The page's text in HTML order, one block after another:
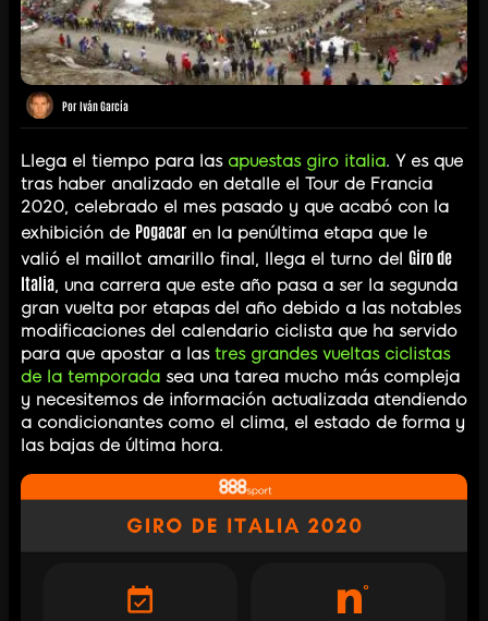
Por Iván García
Llega el tiempo para las apuestas giro italia. Y es que
tras haber analizado en detalle el Tour de Francia
2020, celebrado el mes pasado y que acabó con la
exhibición de Pogacar en la penúltima etapa que le
valió el maillot amarillo final, llega el turno del Giro de
Italia, una carrera que este año pasa a ser la segunda
gran vuelta por etapas del año debido a las notables
modificaciones del calendario ciclista que ha servido
para que apostar a las tres grandes vueltas ciclistas
de la temporada sea una tarea mucho más compleja
y necesitemos de información actualizada atendiendo
a condicionantes como el clima, el estado de forma y
las bajas de última hora.